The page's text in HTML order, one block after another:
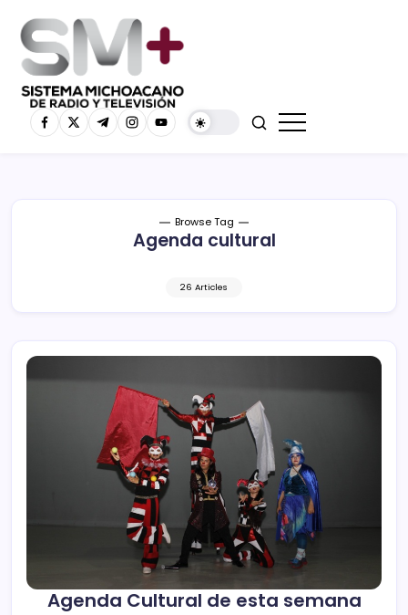
Browse Tag
Agenda cultural
26 Articles
Agenda Cultural de esta semana